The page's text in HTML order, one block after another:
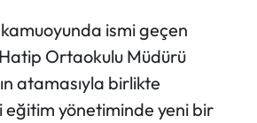
ismi geçen
Ortaokulu Müdürü
atamasıyla birlikte
eğitim yönetiminde yeni bir